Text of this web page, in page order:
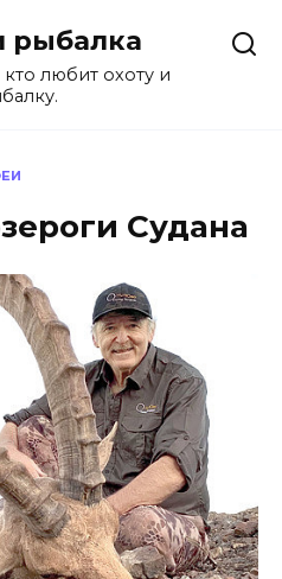
рыбалка
любит охоту и
Судана